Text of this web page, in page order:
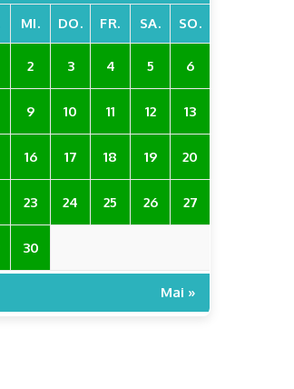
MI. DO. FR. SA. SO.
2 3 4 5 6
9 10 11 12 13
16 17 18 19 20
23 24 25 26 27
30
Mai »